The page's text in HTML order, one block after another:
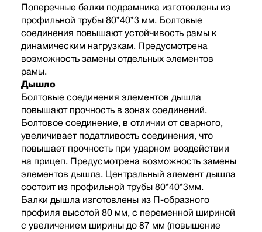
Поперечные балки подрамника изготовлены из
профильной трубы 80*40*3 мм. Болтовые
соединения повышают устойчивость рамы к
динамическим нагрузкам. Предусмотрена
возможность замены отдельных элементов
рамы.
Дышло
Болтовые соединения элементов дышла
повышают прочность в зонах соединений.
Болтовое соединение, в отличии от сварного,
увеличивает податливость соединения, что
повышает прочность при ударном воздействии
на прицеп. Предусмотрена возможность замены
элементов дышла. Центральный элемент дышла
состоит из профильной трубы 80*40*3мм.
Балки дышла изготовлены из П-образного
профиля высотой 80 мм, с переменной шириной
с увеличением ширины до 87 мм (повышение